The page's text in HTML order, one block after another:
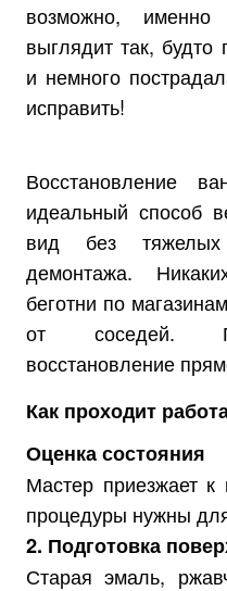
возможно,
выглядит так, будто
и немного
исправить!
Восстановление
идеальный способ
вид без
демонтажа.
беготни по
от соседей.
восстановление
Как проходит
Оценка состояния
Мастер приезжает
процедуры нужны
2. Подготовка
Старая эмаль,